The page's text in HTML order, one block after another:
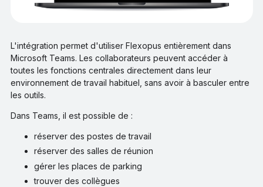
L'intégration permet d'utiliser Flexopus entièrement dans
Microsoft Teams. Les collaborateurs peuvent accéder à
toutes les fonctions centrales directement dans leur
environnement de travail habituel, sans avoir à basculer entre
les outils.
Dans Teams, il est possible de :
réserver des postes de travail
réserver des salles de réunion
gérer les places de parking
trouver des collègues